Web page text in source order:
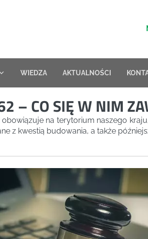
WIEDZA AKTUALNOŚCI
– CO SIĘ W NIM
na terytorium naszego
z kwestią budowania, a także